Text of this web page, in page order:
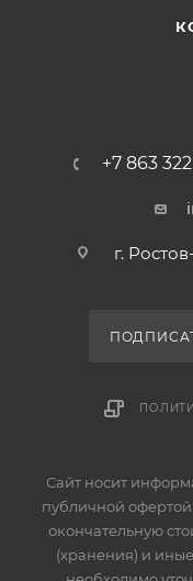
+7 863
г.
Сайт носит
публичной
окончательную
(хранения) и